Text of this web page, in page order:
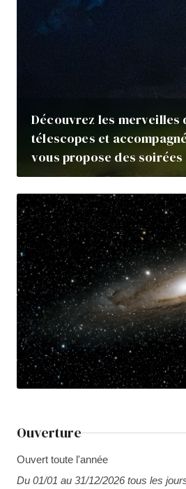
Découvrez les merveilles
télescopes et
vous propose des
Ouverture
Ouvert toute l'année
Du 01/01 au 31/12/2026 tous les